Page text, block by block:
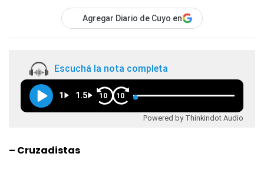
Agregar Diario de Cuyo en
Escuchá la nota completa
1 1.5 10 10
Powered by Thinkindot Audio
– Cruzadistas